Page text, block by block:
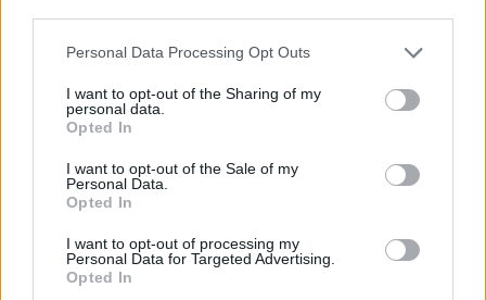
Personal Data Processing Opt Outs
I want to opt-out of the Sharing of my
personal data.
Opted In
I want to opt-out of the Sale of my
Personal Data.
Opted In
I want to opt-out of processing my
Personal Data for Targeted Advertising.
Opted In
KEDVES OLVASÓNK!
tartozik, melynek olvasása előfizetéses
regisztrációhoz kötött.
Az előfizetés a következőket tartalmazza:
Portfolio.hu teljes cikkarchívum